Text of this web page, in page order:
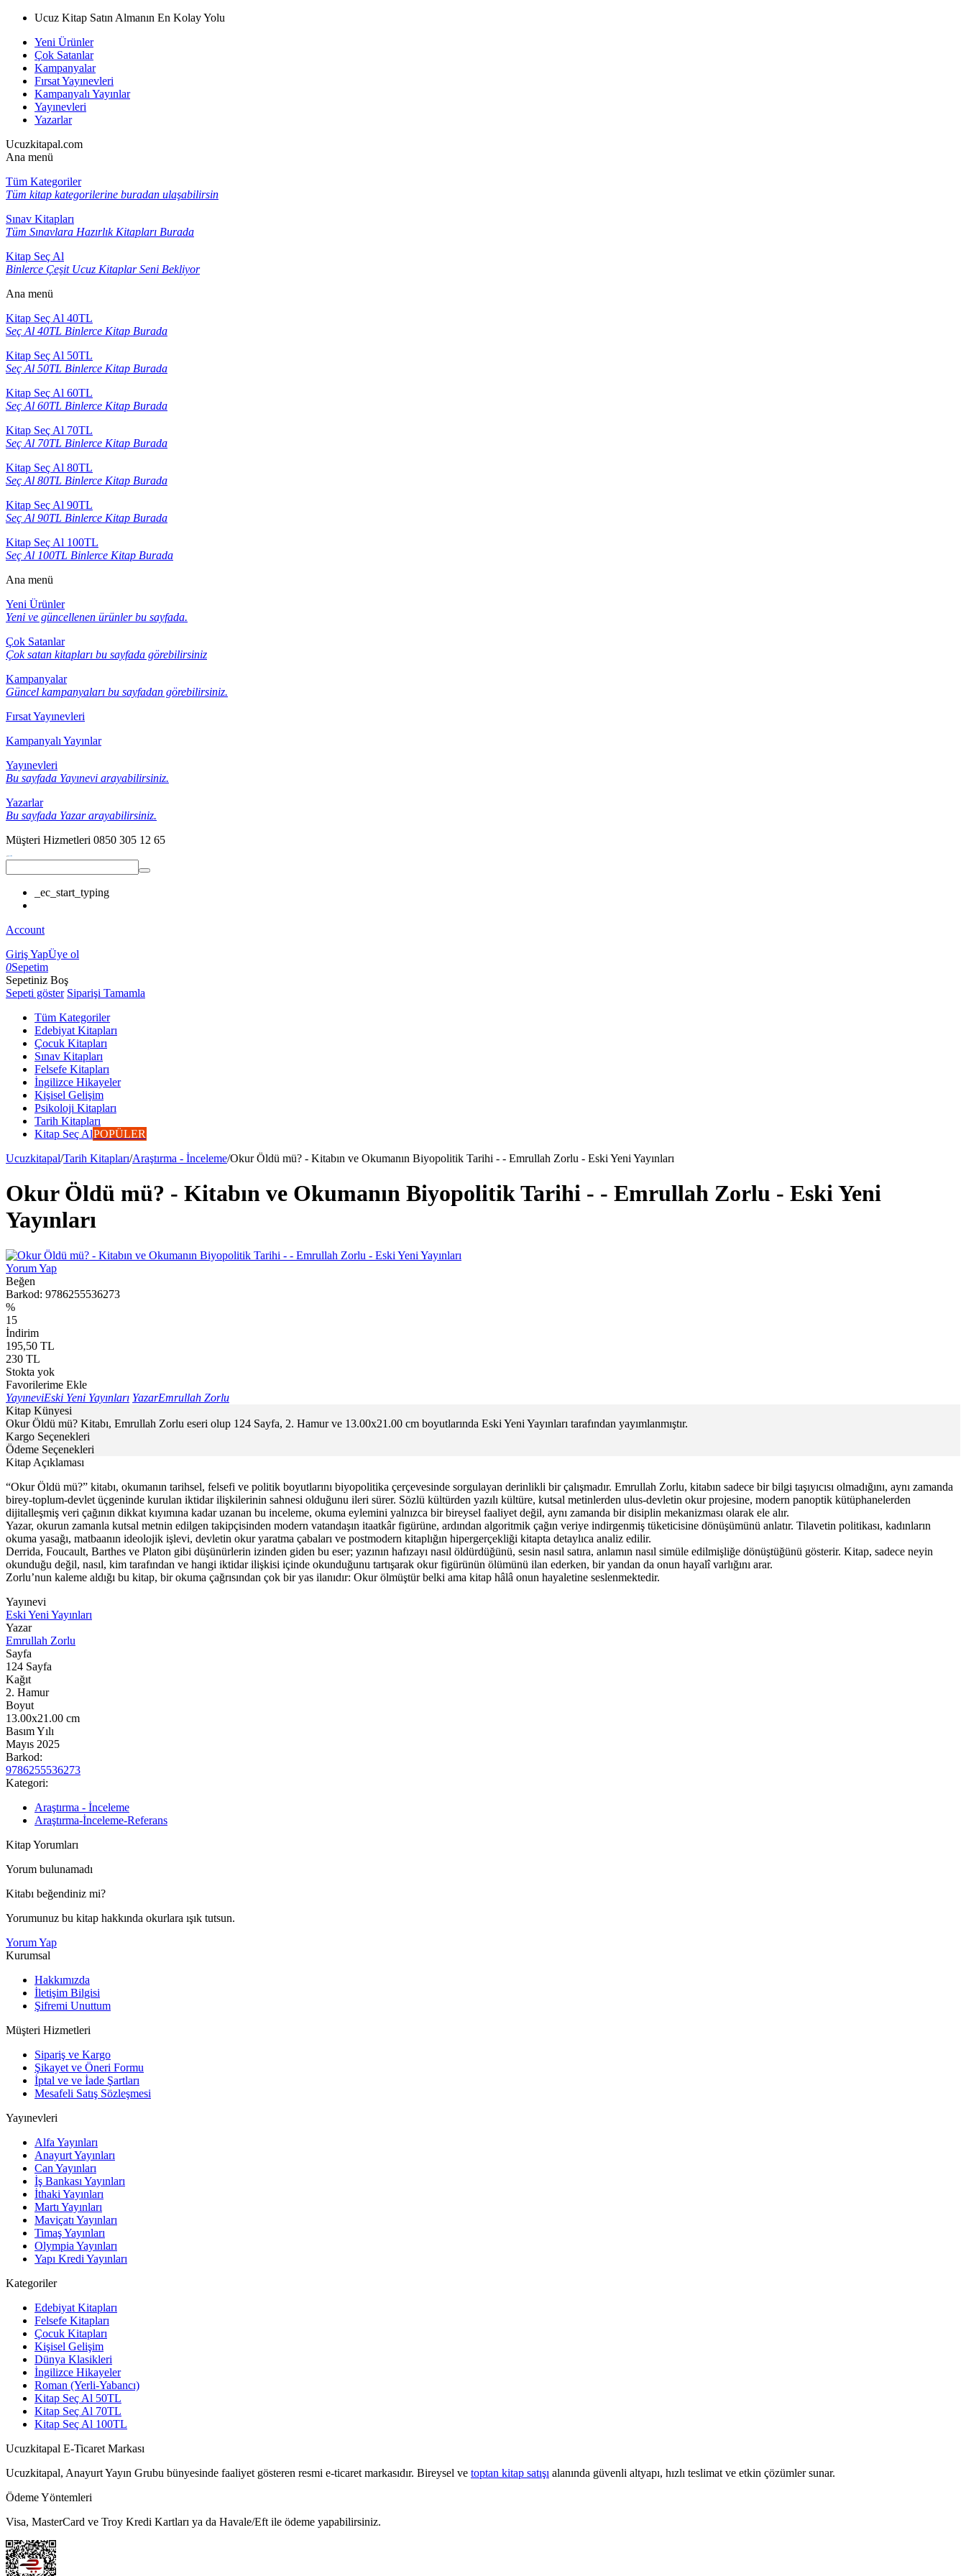
Ucuz Kitap Satın Almanın En Kolay Yolu
Yeni Ürünler
Çok Satanlar
Kampanyalar
Fırsat Yayınevleri
Kampanyalı Yayınlar
Yayınevleri
Yazarlar
Ucuzkitapal.com
Ana menü
Tüm Kategoriler
Tüm kitap kategorilerine buradan ulaşabilirsin
Sınav Kitapları
Tüm Sınavlara Hazırlık Kitapları Burada
Kitap Seç Al
Binlerce Çeşit Ucuz Kitaplar Seni Bekliyor
Ana menü
Kitap Seç Al 40TL
Seç Al 40TL Binlerce Kitap Burada
Kitap Seç Al 50TL
Seç Al 50TL Binlerce Kitap Burada
Kitap Seç Al 60TL
Seç Al 60TL Binlerce Kitap Burada
Kitap Seç Al 70TL
Seç Al 70TL Binlerce Kitap Burada
Kitap Seç Al 80TL
Seç Al 80TL Binlerce Kitap Burada
Kitap Seç Al 90TL
Seç Al 90TL Binlerce Kitap Burada
Kitap Seç Al 100TL
Seç Al 100TL Binlerce Kitap Burada
Ana menü
Yeni Ürünler
Yeni ve güncellenen ürünler bu sayfada.
Çok Satanlar
Çok satan kitapları bu sayfada görebilirsiniz
Kampanyalar
Güncel kampanyaları bu sayfadan görebilirsiniz.
Fırsat Yayınevleri
Kampanyalı Yayınlar
Yayınevleri
Bu sayfada Yayınevi arayabilirsiniz.
Yazarlar
Bu sayfada Yazar arayabilirsiniz.
Müşteri Hizmetleri 0850 305 12 65
_ec_start_typing
Account
Giriş YapÜye ol
0Sepetim
Sepetiniz Boş
Sepeti göster Siparişi Tamamla
Tüm Kategoriler
Edebiyat Kitapları
Çocuk Kitapları
Sınav Kitapları
Felsefe Kitapları
İngilizce Hikayeler
Kişisel Gelişim
Psikoloji Kitapları
Tarih Kitapları
Kitap Seç AlPOPÜLER
Ucuzkitapal/Tarih Kitapları/Araştırma - İnceleme/Okur Öldü mü? - Kitabın ve Okumanın Biyopolitik Tarihi - - Emrullah Zorlu - Eski Yeni Yayınları
Okur Öldü mü? - Kitabın ve Okumanın Biyopolitik Tarihi - - Emrullah Zorlu - Eski Yeni
Yayınları
Yorum Yap
Beğen
Barkod: 9786255536273
%
15
İndirim
195,50 TL
230 TL
Stokta yok
Favorilerime Ekle
YayıneviEski Yeni Yayınları YazarEmrullah Zorlu
Kitap Künyesi
Okur Öldü mü? Kitabı, Emrullah Zorlu eseri olup 124 Sayfa, 2. Hamur ve 13.00x21.00 cm boyutlarında Eski Yeni Yayınları tarafından yayımlanmıştır.
Kargo Seçenekleri
Ödeme Seçenekleri
Kitap Açıklaması
“Okur Öldü mü?” kitabı, okumanın tarihsel, felsefi ve politik boyutlarını biyopolitika çerçevesinde sorgulayan derinlikli bir çalışmadır. Emrullah Zorlu, kitabın sadece bir bilgi taşıyıcısı olmadığını, aynı zamanda
birey-toplum-devlet üçgeninde kurulan iktidar ilişkilerinin sahnesi olduğunu ileri sürer. Sözlü kültürden yazılı kültüre, kutsal metinlerden ulus-devletin okur projesine, modern panoptik kütüphanelerden
dijitalleşmiş veri çağının dikkat kıyımına kadar uzanan bu inceleme, okuma eylemini yalnızca bir bireysel faaliyet değil, aynı zamanda bir disiplin mekanizması olarak ele alır.
Yazar, okurun zamanla kutsal metnin edilgen takipçisinden modern vatandaşın itaatkâr figürüne, ardından algoritmik çağın veriye indirgenmiş tüketicisine dönüşümünü anlatır. Tilavetin politikası, kadınların
okuma yasağı, matbaanın ideolojik işlevi, devletin okur yaratma çabaları ve postmodern kitaplığın hipergerçekliği kitapta detaylıca analiz edilir.
Derrida, Foucault, Barthes ve Platon gibi düşünürlerin izinden giden bu eser; yazının hafızayı nasıl öldürdüğünü, sesin nasıl satıra, anlamın nasıl simüle edilmişliğe dönüştüğünü gösterir. Kitap, sadece neyin
okunduğu değil, nasıl, kim tarafından ve hangi iktidar ilişkisi içinde okunduğunu tartışarak okur figürünün ölümünü ilan ederken, bir yandan da onun hayalî varlığını arar.
Zorlu’nun kaleme aldığı bu kitap, bir okuma çağrısından çok bir yas ilanıdır: Okur ölmüştür belki ama kitap hâlâ onun hayaletine seslenmektedir.
Yayınevi
Eski Yeni Yayınları
Yazar
Emrullah Zorlu
Sayfa
124 Sayfa
Kağıt
2. Hamur
Boyut
13.00x21.00 cm
Basım Yılı
Mayıs 2025
Barkod:
9786255536273
Kategori:
Araştırma - İnceleme
Araştırma-İnceleme-Referans
Kitap Yorumları
Yorum bulunamadı
Kitabı beğendiniz mi?
Yorumunuz bu kitap hakkında okurlara ışık tutsun.
Yorum Yap
Kurumsal
Hakkımızda
İletişim Bilgisi
Şifremi Unuttum
Müşteri Hizmetleri
Sipariş ve Kargo
Şikayet ve Öneri Formu
İptal ve ve İade Şartları
Mesafeli Satış Sözleşmesi
Yayınevleri
Alfa Yayınları
Anayurt Yayınları
Can Yayınları
İş Bankası Yayınları
İthaki Yayınları
Martı Yayınları
Maviçatı Yayınları
Timaş Yayınları
Olympia Yayınları
Yapı Kredi Yayınları
Kategoriler
Edebiyat Kitapları
Felsefe Kitapları
Çocuk Kitapları
Kişisel Gelişim
Dünya Klasikleri
İngilizce Hikayeler
Roman (Yerli-Yabancı)
Kitap Seç Al 50TL
Kitap Seç Al 70TL
Kitap Seç Al 100TL
Ucuzkitapal E-Ticaret Markası
Ucuzkitapal, Anayurt Yayın Grubu bünyesinde faaliyet gösteren resmi e-ticaret markasıdır. Bireysel ve toptan kitap satışı alanında güvenli altyapı, hızlı teslimat ve etkin çözümler sunar.
Ödeme Yöntemleri
Visa, MasterCard ve Troy Kredi Kartları ya da Havale/Eft ile ödeme yapabilirsiniz.